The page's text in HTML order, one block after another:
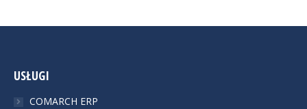
USŁUGI
COMARCH ERP